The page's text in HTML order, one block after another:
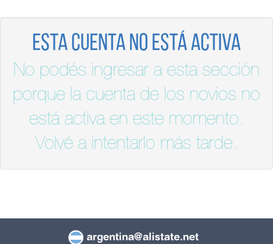
Esta cuenta no está activa
No podés ingresar a esta sección
porque la cuenta de los novios no
está activa en este momento.
Volvé a intentarlo más tarde.
argentina@alistate.net